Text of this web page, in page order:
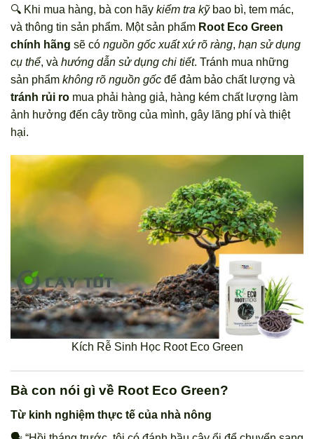
🔍 Khi mua hàng, bà con hãy kiểm tra kỹbao bì, tem mác,
và thông tin sản phẩm. Một sản phẩm Root Eco Green
chính hãng sẽ có nguồn gốc xuất xứ rõ ràng, hạn sử dụng
cụ thể, và hướng dẫn sử dụng chi tiết. Tránh mua những
sản phẩm không rõ nguồn gốc để đảm bảo chất lượng và
tránh rủi ro mua phải hàng giả, hàng kém chất lượng làm
ảnh hưởng đến cây trồng của mình, gây lãng phí và thiệt
hại.
Kích Rễ Sinh Học Root Eco Green
Bà con nói gì về Root Eco Green?
Từ kinh nghiệm thực tế của nhà nông